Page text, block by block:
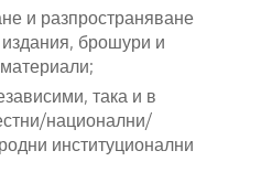
и разпространяване
брошури и
така и в
национални/
институционални